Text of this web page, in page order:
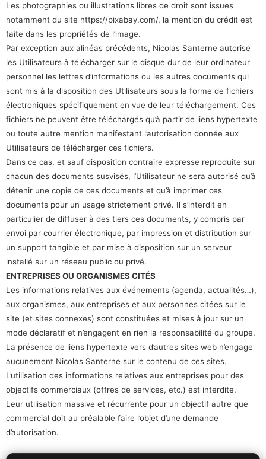
Les photographies ou illustrations libres de droit sont issues
notamment du site https://pixabay.com/, la mention du crédit est
faite dans les propriétés de l’image.
Par exception aux alinéas précédents, Nicolas Santerne autorise
les Utilisateurs à télécharger sur le disque dur de leur ordinateur
personnel les lettres d’informations ou les autres documents qui
sont mis à la disposition des Utilisateurs sous la forme de fichiers
électroniques spécifiquement en vue de leur téléchargement. Ces
fichiers ne peuvent être téléchargés qu’à partir de liens hypertexte
ou toute autre mention manifestant l’autorisation donnée aux
Utilisateurs de télécharger ces fichiers.
Dans ce cas, et sauf disposition contraire expresse reproduite sur
chacun des documents susvisés, l’Utilisateur ne sera autorisé qu’à
détenir une copie de ces documents et qu’à imprimer ces
documents pour un usage strictement privé. Il s’interdit en
particulier de diffuser à des tiers ces documents, y compris par
envoi par courrier électronique, par impression et distribution sur
un support tangible et par mise à disposition sur un serveur
installé sur un réseau public ou privé.
ENTREPRISES OU ORGANISMES CITÉS
Les informations relatives aux événements (agenda, actualités…),
aux organismes, aux entreprises et aux personnes citées sur le
site (et sites connexes) sont constituées et mises à jour sur un
mode déclaratif et n’engagent en rien la responsabilité du groupe.
La présence de liens hypertexte vers d’autres sites web n’engage
aucunement Nicolas Santerne sur le contenu de ces sites.
L’utilisation des informations relatives aux entreprises pour des
objectifs commerciaux (offres de services, etc.) est interdite.
Leur utilisation massive et récurrente pour un objectif autre que
commercial doit au préalable faire l’objet d’une demande
d’autorisation.